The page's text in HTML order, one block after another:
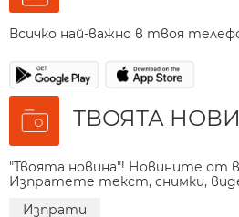
Всичко най-важно в твоя
ТВОЯТА
"Твоята новина"! Новините от
Изпратете текст, снимки,
Изпрати